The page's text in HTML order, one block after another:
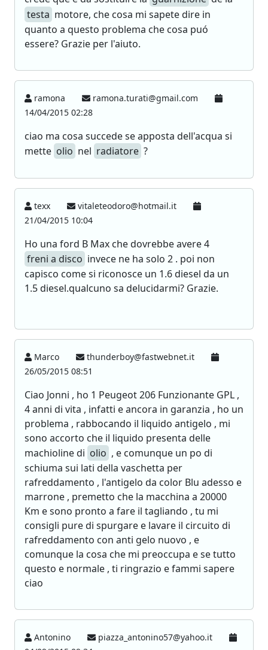
testa motore, che cosa mi sapete dire in
quanto a questo problema che cosa puó
essere? Grazie per l'aiuto.
ramona
ramona.turati@gmail.com
14/04/2015 02:28
ciao ma cosa succede se apposta dell'acqua si
mette olio nel radiatore ?
texx
vitaleteodoro@hotmail.it
21/04/2015 10:04
Ho una ford B Max che dovrebbe avere 4
freni a disco invece ne ha solo 2 . poi non
capisco come si riconosce un 1.6 diesel da un
1.5 diesel.qualcuno sa delucidarmi? Grazie.
Marco
thunderboy@fastwebnet.it
26/05/2015 08:51
Ciao Jonni , ho 1 Peugeot 206 Funzionante GPL ,
4 anni di vita , infatti e ancora in garanzia , ho un
problema , rabbocando il liquido antigelo , mi
sono accorto che il liquido presenta delle
machioline di olio , e comunque un po di
schiuma sui lati della vaschetta per
rafreddamento , l'antigelo da color Blu adesso e
marrone , premetto che la macchina a 20000
Km e sono pronto a fare il tagliando , tu mi
consigli pure di spurgare e lavare il circuito di
rafreddamento con anti gelo nuovo , e
comunque la cosa che mi preoccupa e se tutto
questo e normale , ti ringrazio e fammi sapere
ciao
Antonino
piazza_antonino57@yahoo.it